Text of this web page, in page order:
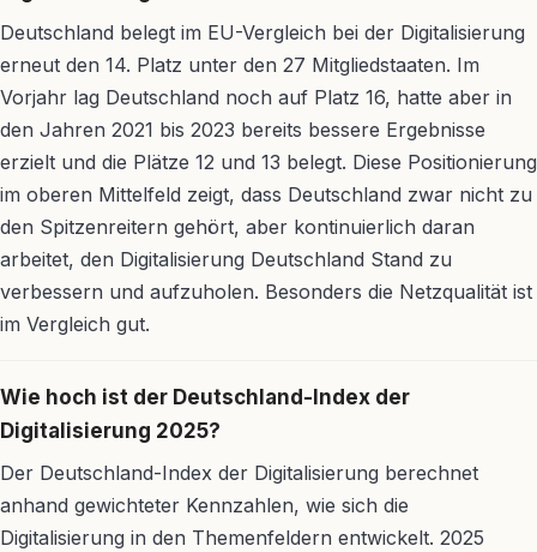
Deutschland belegt im EU-Vergleich bei der Digitalisierung
erneut den 14. Platz unter den 27 Mitgliedstaaten. Im
Vorjahr lag Deutschland noch auf Platz 16, hatte aber in
den Jahren 2021 bis 2023 bereits bessere Ergebnisse
erzielt und die Plätze 12 und 13 belegt. Diese Positionierung
im oberen Mittelfeld zeigt, dass Deutschland zwar nicht zu
den Spitzenreitern gehört, aber kontinuierlich daran
arbeitet, den Digitalisierung Deutschland Stand zu
verbessern und aufzuholen. Besonders die Netzqualität ist
im Vergleich gut.
Wie hoch ist der Deutschland-Index der
Digitalisierung 2025?
Der Deutschland-Index der Digitalisierung berechnet
anhand gewichteter Kennzahlen, wie sich die
Digitalisierung in den Themenfeldern entwickelt. 2025